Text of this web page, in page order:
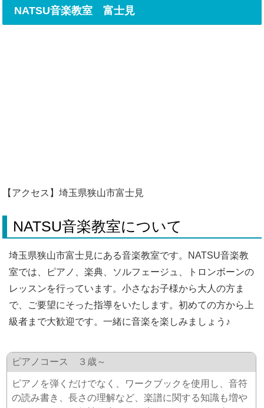
NATSU音楽教室 富士見
【アクセス】埼玉県狭山市富士見
NATSU音楽教室について
埼玉県狭山市富士見にある音楽教室です。NATSU音楽教
室では、ピアノ、楽典、ソルフェージュ、トロンボーンの
レッスンを行っています。小さなお子様から大人の方ま
で、ご要望にそった指導をいたします。初めての方から上
級者まで大歓迎です。一緒に音楽を楽しみましょう♪
ピアノコース ３歳～
ピアノを弾くだけでなく、ワークブックを使用し、音符
の読み書き、長さの理解など、楽譜に関する知識も増や